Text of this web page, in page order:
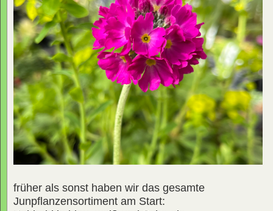
früher als sonst haben wir das gesamte
Junpflanzensortiment am Start: